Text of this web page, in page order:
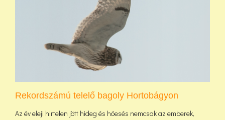
Rekordszámú telelő bagoly Hortobágyon
Az év eleji hirtelen jött hideg és hóesés nemcsak az emberek,